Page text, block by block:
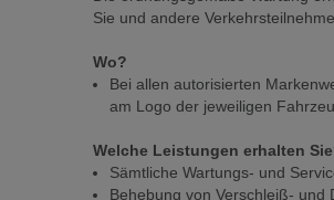
Sie und andere
Wo?
Bei allen autorisierten
am Logo der jeweiligen
Welche Leistungen erhalten
Sämtliche Wartungs- und
Behebung von Verschleiß- und